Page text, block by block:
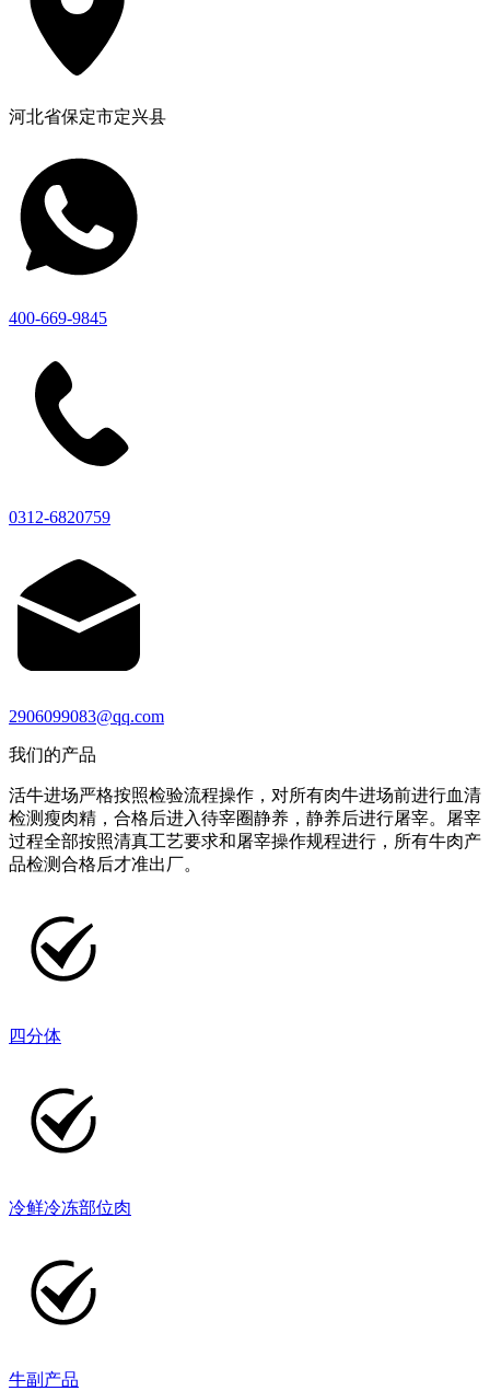
河北省保定市定兴县
400-669-9845
0312-6820759
2906099083@qq.com
我们的产品
活牛进场严格按照检验流程操作，对所有肉牛进场前进行血清
检测瘦肉精，合格后进入待宰圈静养，静养后进行屠宰。屠宰
过程全部按照清真工艺要求和屠宰操作规程进行，所有牛肉产
品检测合格后才准出厂。
四分体
冷鲜冷冻部位肉
牛副产品